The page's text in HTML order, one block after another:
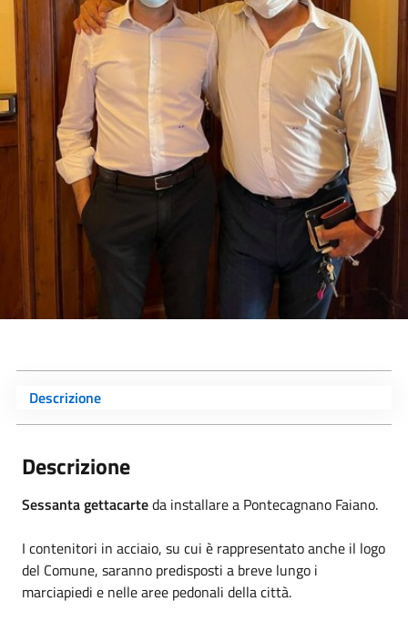
Descrizione
Descrizione
Sessanta gettacarteda installare a Pontecagnano Faiano.
I contenitori in acciaio, su cui è rappresentato anche il logo
del Comune, saranno predisposti a breve lungo i
marciapiedi e nelle aree pedonali della città.